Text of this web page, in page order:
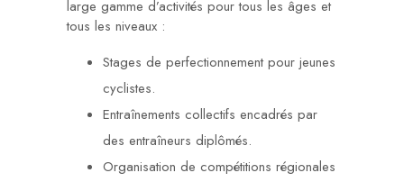
large gamme d’activités pour tous les âges et
tous les niveaux :
Stages de perfectionnement pour jeunes
cyclistes.
Entraînements collectifs encadrés par
des entraîneurs diplômés.
Organisation de compétitions régionales